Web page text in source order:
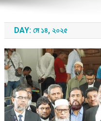
DAY: মে ১৪, ২০২৫